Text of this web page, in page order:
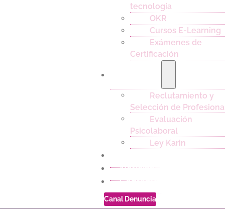
tecnología
OKR
Cursos E-Learning
Exámenes de
Certificación
Reclutamiento y
Selección de
Evaluación
Psicolaboral
Ley Karin
Noticias
Contacto
Canal Denuncia